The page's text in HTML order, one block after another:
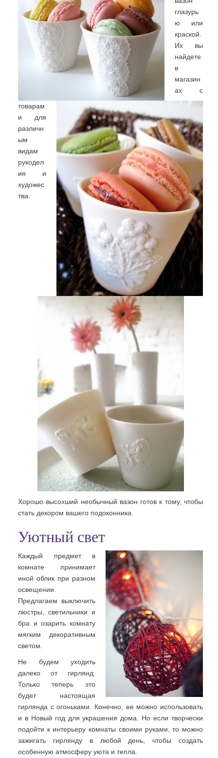
глазурь
ю или
краской.
Их вы
найдете
в
магазин
ах с
товарам
и для
различн
ым
видам
рукодел
ия и
художес
тва.
Хорошо высохший необычный вазон готов к тому, чтобы
стать декором вашего подоконника.
Уютный свет
Каждый предмет в
комнате принимает
иной облик при разном
освещении.
Предлагаем выключить
люстры, светильники и
бра и озарить комнату
мягким декоративным
светом.
Не будем уходить
далеко от гирлянд.
Только теперь это
будет настоящая
гирлянда с огоньками. Конечно, ее можно использовать
и в Новый год для украшения дома. Но если творчески
подойти к интерьеру комнаты своими руками, то можно
зажигать гирлянду в любой день, чтобы создать
особенную атмосферу уюта и тепла.